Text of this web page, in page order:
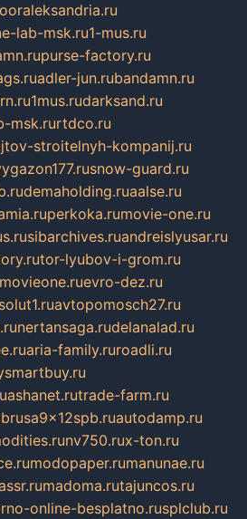
lab-msk.ru1-mus.ru
purse-factory.ru
adler-jun.rubandamn.ru
1mus.rudarksand.ru
msk.rurtdco.ru
stroitelnyh-kompanij.ru
snow-guard.ru
demaholding.ruaalse.ru
perkoka.rumovie-one.ru
sibarchives.ruandreislyusar.ru
tor-lyubov-i-grom.ru
movieone.ruevro-dez.ru
avtopomosch27.ru
nertansaga.rudelanalad.ru
aria-family.ruroadli.ru
ashanet.rutrade-farm.ru
autodamp.ru
nv750.rux-ton.ru
modopaper.rumanunae.ru
madoma.rutajuncos.ru
online-besplatno.rusplclub.ru